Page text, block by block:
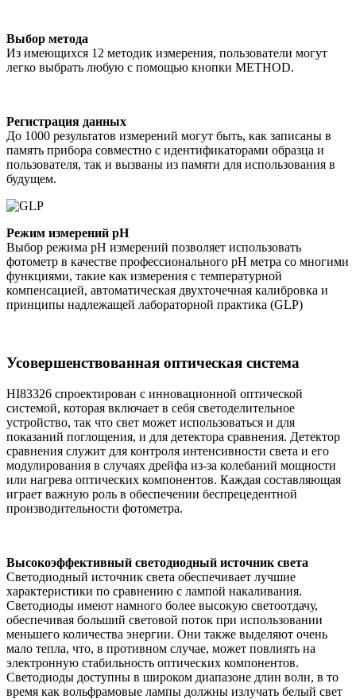
Выбор метода
Из имеющихся 12 методик измерения, пользователи могут
легко выбрать любую с помощью кнопки METHOD.
Регистрация данных
До 1000 результатов измерений могут быть, как записаны в
память прибора совместно с идентификаторами образца и
пользователя, так и вызваны из памяти для использования в
будущем.
Режим измерений pH
Выбор режима pH измерений позволяет использовать
фотометр в качестве профессионального pH метра со многими
функциями, такие как измерения с температурной
компенсацией, автоматическая двухточечная калибровка и
принципы надлежащей лабораторной практика (GLP)
Усовершенствованная оптическая система
HI83326 спроектирован с инновационной оптической
системой, которая включает в себя светоделительное
устройство, так что свет может использоваться и для
показаний поглощения, и для детектора сравнения. Детектор
сравнения служит для контроля интенсивности света и его
модулирования в случаях дрейфа из-за колебаний мощности
или нагрева оптических компонентов. Каждая составляющая
играет важную роль в обеспечении беспрецедентной
производительности фотометра.
Высокоэффективный светодиодный источник света
Светодиодный источник света обеспечивает лучшие
характеристики по сравнению с лампой накаливания.
Светодиоды имеют намного более высокую светоотдачу,
обеспечивая больший световой поток при использовании
меньшего количества энергии. Они также выделяют очень
мало тепла, что, в противном случае, может повлиять на
электронную стабильность оптических компонентов.
Светодиоды доступны в широком диапазоне длин волн, в то
время как вольфрамовые лампы должны излучать белый свет